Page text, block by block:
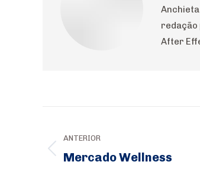
redação
After
deANTERIOR
Post
Mercado Wellness